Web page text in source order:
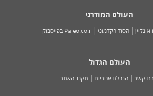
העולם המודרני
הסוד הקדמוני Paleo.co.il בפייסבוק
העולם הגדול
קשר הגבלת אחריות תקנון האתר